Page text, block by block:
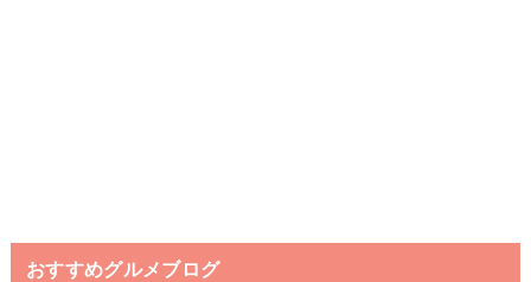
おすすめグルメブログ